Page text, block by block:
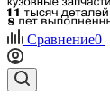
Сравнение0